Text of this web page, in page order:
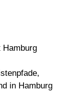
Hamburg
in Hamburg